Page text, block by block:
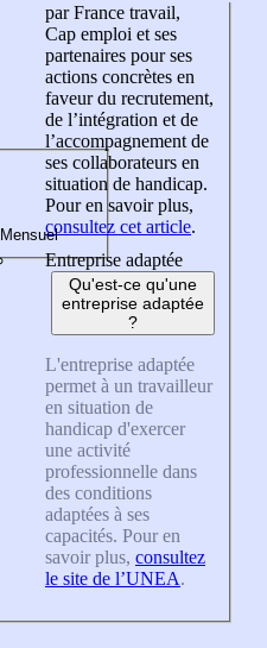
par France travail,
Cap emploi et ses
partenaires pour ses
actions concrètes en
faveur du recrutement,
de l’intégration et de
l’accompagnement de
ses collaborateurs en
situation de handicap.
Pour en savoir plus,
consultez cet article.
Entreprise adaptée
Qu'est-ce qu'une
entreprise adaptée
?
L'entreprise adaptée
permet à un travailleur
en situation de
handicap d'exercer
une activité
professionnelle dans
des conditions
adaptées à ses
capacités. Pour en
savoir plus, consultez
le site de l’UNEA.